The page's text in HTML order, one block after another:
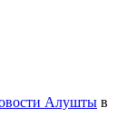
Алушты в